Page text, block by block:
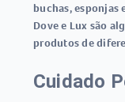
buchas, esponjas
Dove e Lux são
produtos de
Cuidado